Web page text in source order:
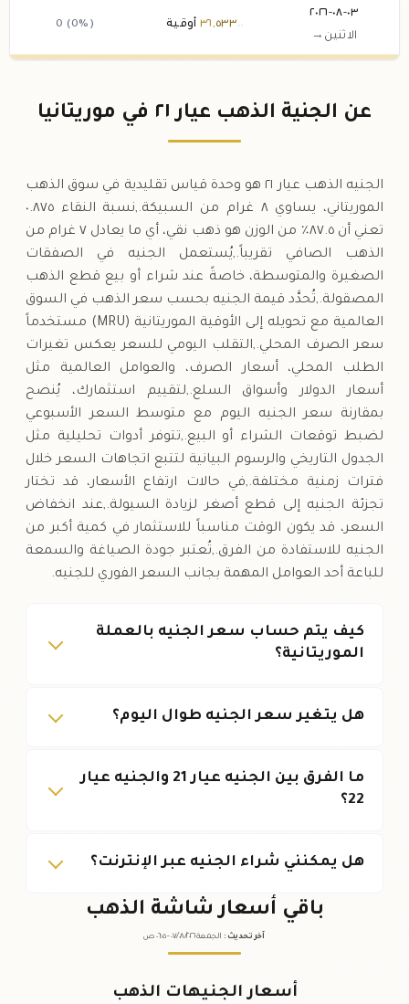
٠٣-٠٨-٢٠٢٦
الاثنين →
٣٦,٥٣٣.٠٠ أوقية 0 (0%)
٣٦,٥٣٣.٠٠ أوقية
عن الجنية الذهب عيار ٢١ في موريتانيا
الجنيه الذهب عيار ٢١ هو وحدة قياس تقليدية في سوق الذهب
الموريتاني، يساوي ٨ غرام من السبيكة.,نسبة النقاء ٠.٨٧٥
تعني أن ٨٧.٥٪ من الوزن هو ذهب نقي، أي ما يعادل ٧ غرام من
الذهب الصافي تقريباً.,يُستعمل الجنيه في الصفقات
الصغيرة والمتوسطة، خاصةً عند شراء أو بيع قطع الذهب
المصقولة.,تُحدَّد قيمة الجنيه بحسب سعر الذهب في السوق
العالمية مع تحويله إلى الأوقية الموريتانية (MRU) مستخدماً
سعر الصرف المحلي.,التقلب اليومي للسعر يعكس تغيرات
الطلب المحلي، أسعار الصرف، والعوامل العالمية مثل
أسعار الدولار وأسواق السلع.,لتقييم استثمارك، يُنصح
بمقارنة سعر الجنيه اليوم مع متوسط السعر الأسبوعي
لضبط توقعات الشراء أو البيع.,تتوفر أدوات تحليلية مثل
الجدول التاريخي والرسوم البيانية لتتبع اتجاهات السعر خلال
فترات زمنية مختلفة.,في حالات ارتفاع الأسعار، قد تختار
تجزئة الجنيه إلى قطع أصغر لزيادة السيولة.,عند انخفاض
السعر، قد يكون الوقت مناسباً للاستثمار في كمية أكبر من
الجنيه للاستفادة من الفرق.,تُعتبر جودة الصياغة والسمعة
للباعة أحد العوامل المهمة بجانب السعر الفوري للجنيه.
كيف يتم حساب سعر الجنيه بالعملة
الموريتانية؟
هل يتغير سعر الجنيه طوال اليوم؟
ما الفرق بين الجنيه عيار 21 والجنيه عيار
22؟
هل يمكنني شراء الجنيه عبر الإنترنت؟
باقي أسعار شاشة الذهب
آخر تحديث : الجمعة ٠٧ /٠٨/٢٠٢٦ - ٠٦:٠٥ ص
أسعار الجنيهات الذهب